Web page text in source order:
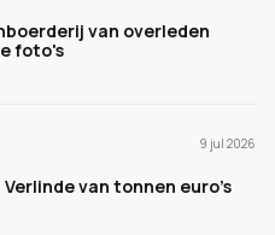
van overleden
foto's
9 jul 2026
van tonnen euro's